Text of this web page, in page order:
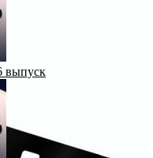
выпуск